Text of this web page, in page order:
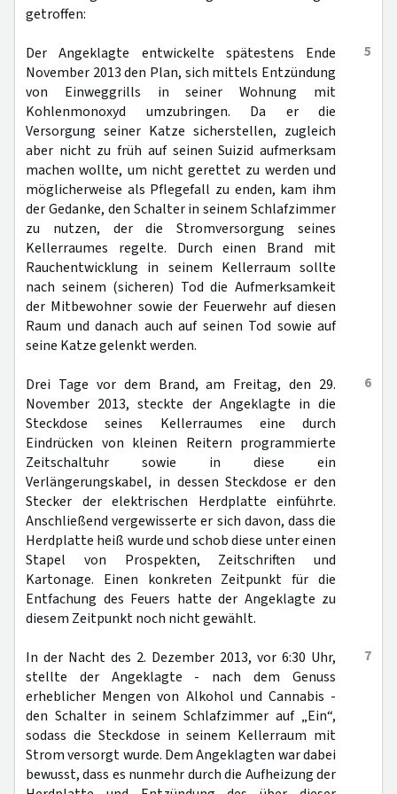
getroffen:
5
Der Angeklagte entwickelte spätestens Ende
November 2013 den Plan, sich mittels Entzündung
von Einweggrills in seiner Wohnung mit
Kohlenmonoxyd umzubringen. Da er die
Versorgung seiner Katze sicherstellen, zugleich
aber nicht zu früh auf seinen Suizid aufmerksam
machen wollte, um nicht gerettet zu werden und
möglicherweise als Pflegefall zu enden, kam ihm
der Gedanke, den Schalter in seinem Schlafzimmer
zu nutzen, der die Stromversorgung seines
Kellerraumes regelte. Durch einen Brand mit
Rauchentwicklung in seinem Kellerraum sollte
nach seinem (sicheren) Tod die Aufmerksamkeit
der Mitbewohner sowie der Feuerwehr auf diesen
Raum und danach auch auf seinen Tod sowie auf
seine Katze gelenkt werden.
6
Drei Tage vor dem Brand, am Freitag, den 29.
November 2013, steckte der Angeklagte in die
Steckdose seines Kellerraumes eine durch
Eindrücken von kleinen Reitern programmierte
Zeitschaltuhr sowie in diese ein
Verlängerungskabel, in dessen Steckdose er den
Stecker der elektrischen Herdplatte einführte.
Anschließend vergewisserte er sich davon, dass die
Herdplatte heiß wurde und schob diese unter einen
Stapel von Prospekten, Zeitschriften und
Kartonage. Einen konkreten Zeitpunkt für die
Entfachung des Feuers hatte der Angeklagte zu
diesem Zeitpunkt noch nicht gewählt.
7
In der Nacht des 2. Dezember 2013, vor 6:30 Uhr,
stellte der Angeklagte - nach dem Genuss
erheblicher Mengen von Alkohol und Cannabis -
den Schalter in seinem Schlafzimmer auf „Ein“,
sodass die Steckdose in seinem Kellerraum mit
Strom versorgt wurde. Dem Angeklagten war dabei
bewusst, dass es nunmehr durch die Aufheizung der